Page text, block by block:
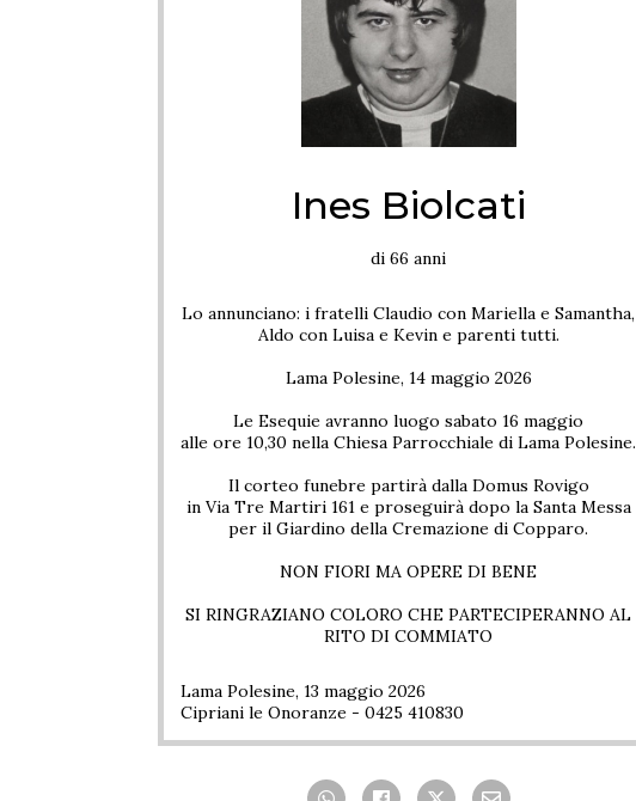
Ines Biolcati
di 66 anni
Lo annunciano: i fratelli Claudio con Mariella e Samantha,
Aldo con Luisa e Kevin e parenti tutti.
Lama Polesine, 14 maggio 2026
Le Esequie avranno luogo sabato 16 maggio
alle ore 10,30 nella Chiesa Parrocchiale di Lama Polesine.
Il corteo funebre partirà dalla Domus Rovigo
in Via Tre Martiri 161 e proseguirà dopo la Santa Messa
per il Giardino della Cremazione di Copparo.
NON FIORI MA OPERE DI BENE
SI RINGRAZIANO COLORO CHE PARTECIPERANNO AL
RITO DI COMMIATO
Lama Polesine, 13 maggio 2026
Cipriani le Onoranze - 0425 410830